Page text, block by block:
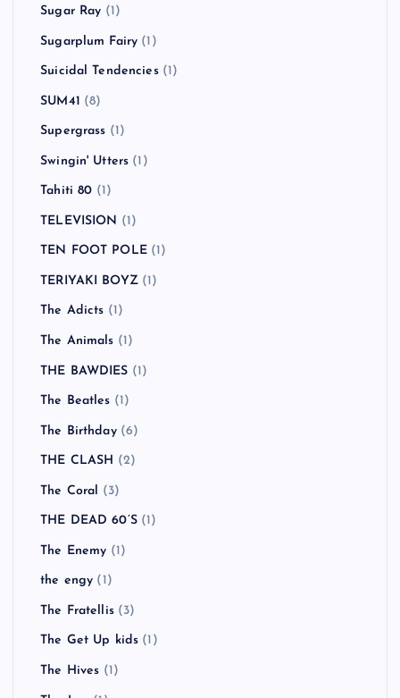
Sugar Ray (1)
Sugarplum Fairy (1)
Suicidal Tendencies(1)
SUM41 (8)
Supergrass (1)
Swingin' Utters (1)
Tahiti 80 (1)
TELEVISION (1)
TEN FOOT POLE(1)
TERIYAKI BOYZ(1)
The Adicts (1)
The Animals (1)
THE BAWDIES (1)
The Beatles (1)
The Birthday(6)
THE CLASH (2)
The Coral (3)
THE DEAD 60’S(1)
The Enemy (1)
the engy (1)
The Fratellis(3)
The Get Up kids (1)
The Hives (1)